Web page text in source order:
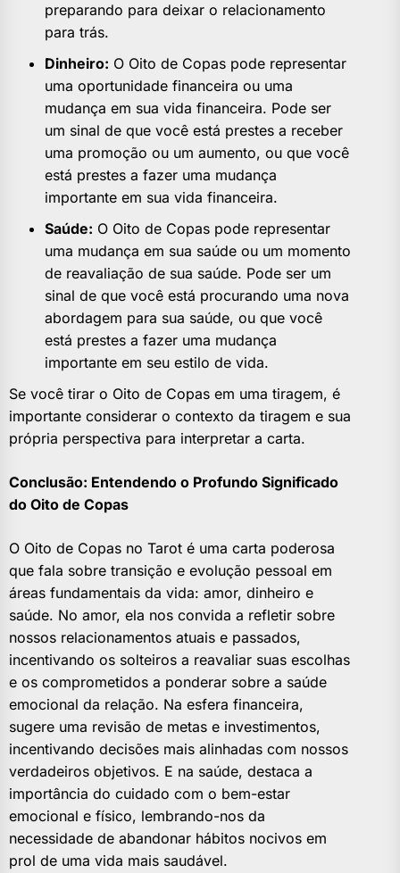
preparando para deixar o relacionamento
para trás.
Dinheiro: O Oito de Copas pode representar
uma oportunidade financeira ou uma
mudança em sua vida financeira. Pode ser
um sinal de que você está prestes a receber
uma promoção ou um aumento, ou que você
está prestes a fazer uma mudança
importante em sua vida financeira.
Saúde: O Oito de Copas pode representar
uma mudança em sua saúde ou um momento
de reavaliação de sua saúde. Pode ser um
sinal de que você está procurando uma nova
abordagem para sua saúde, ou que você
está prestes a fazer uma mudança
importante em seu estilo de vida.
Se você tirar o Oito de Copas em uma tiragem, é
importante considerar o contexto da tiragem e sua
própria perspectiva para interpretar a carta.
Conclusão: Entendendo o Profundo Significado
do Oito de Copas
O Oito de Copas no Tarot é uma carta poderosa
que fala sobre transição e evolução pessoal em
áreas fundamentais da vida: amor, dinheiro e
saúde. No amor, ela nos convida a refletir sobre
nossos relacionamentos atuais e passados,
incentivando os solteiros a reavaliar suas escolhas
e os comprometidos a ponderar sobre a saúde
emocional da relação. Na esfera financeira,
sugere uma revisão de metas e investimentos,
incentivando decisões mais alinhadas com nossos
verdadeiros objetivos. E na saúde, destaca a
importância do cuidado com o bem-estar
emocional e físico, lembrando-nos da
necessidade de abandonar hábitos nocivos em
prol de uma vida mais saudável.